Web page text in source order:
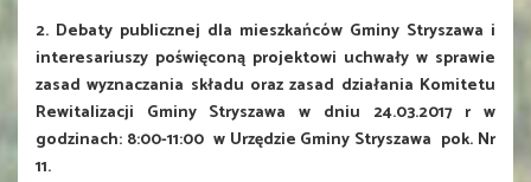
2. Debaty publicznej dla mieszkańców Gminy Stryszawa i
interesariuszy poświęconą projektowi uchwały w sprawie
zasad wyznaczania składu oraz zasad działania Komitetu
Rewitalizacji Gminy Stryszawa w dniu 24.03.2017 r w
godzinach: 8:00-11:00 w Urzędzie Gminy Stryszawa pok. Nr
11.